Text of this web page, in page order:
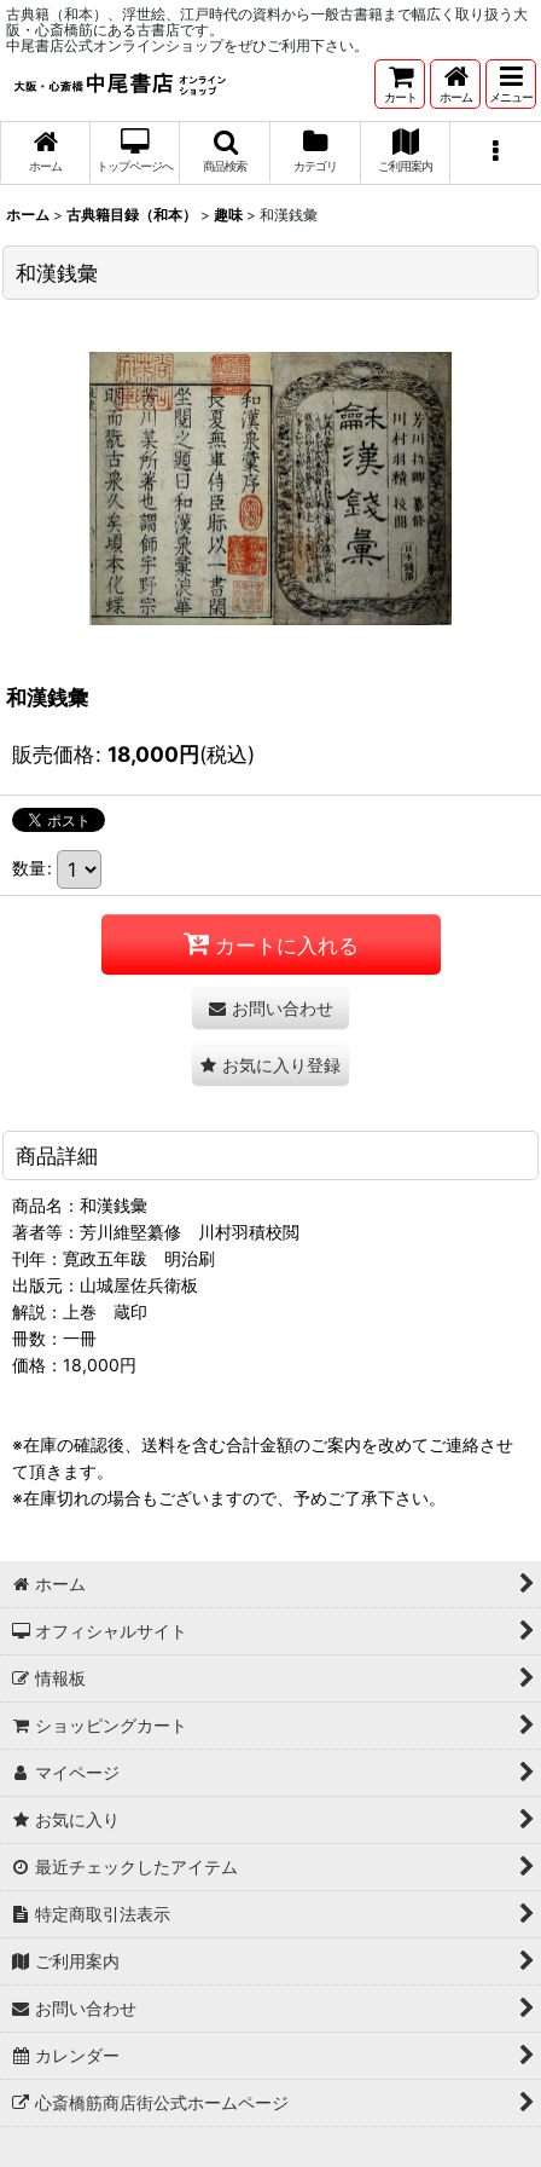
古典籍（和本）、浮世絵、江戸時代の資料から一般古書籍まで幅広く取り扱う大
阪・心斎橋筋にある古書店です。
中尾書店公式オンラインショップをぜひご利用下さい。
カート ホーム メニュー
ホーム トップページへ 商品検索 カテゴリ ご利用案内
ホーム > 古典籍目録（和本） > 趣味 > 和漢銭彙
和漢銭彙
和漢銭彙
販売価格: 18,000円(税込)
数量:
カートに入れる
お問い合わせ
お気に入り登録
商品詳細
商品名：和漢銭彙
著者等：芳川維堅纂修 川村羽積校閲
刊年：寛政五年跋 明治刷
出版元：山城屋佐兵衛板
解説：上巻 蔵印
冊数：一冊
価格：18,000円
※在庫の確認後、送料を含む合計金額のご案内を改めてご連絡させ
て頂きます。
※在庫切れの場合もございますので、予めご了承下さい。
ホーム
オフィシャルサイト
情報板
ショッピングカート
マイページ
お気に入り
最近チェックしたアイテム
特定商取引法表示
ご利用案内
お問い合わせ
カレンダー
心斎橋筋商店街公式ホームページ